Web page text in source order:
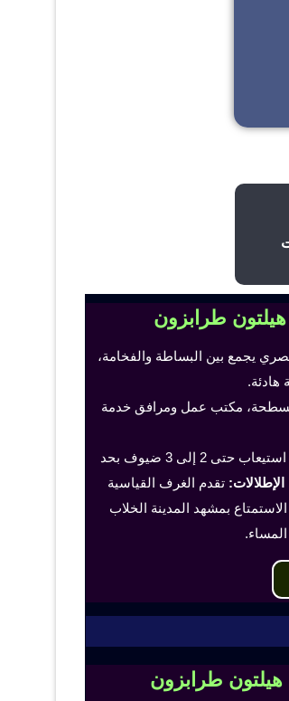
طرابزون
يجمع بين البساطة والفخامة،
هادئة.
مكتب عمل ومرافق خدمة
تناسب هذه الغرف الفرد أو الزوجين، مع إمكانية استيعاب حتى 2 إلى 3 ضيوف بحد
الإطلالات: تقدم الغرف القياسية
بمشهد المدينة الخلاب
هيلتون طرابزون